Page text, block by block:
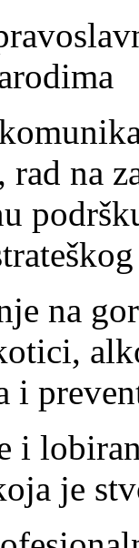
rad na
na
i
i
je